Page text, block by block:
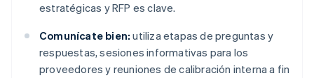
estratégicas y RFP es clave.
Comunícate bien: utiliza etapas de preguntas y
respuestas, sesiones informativas para los
proveedores y reuniones de calibración interna a fin